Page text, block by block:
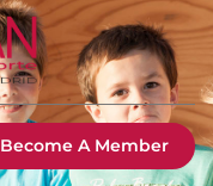
Become A Member